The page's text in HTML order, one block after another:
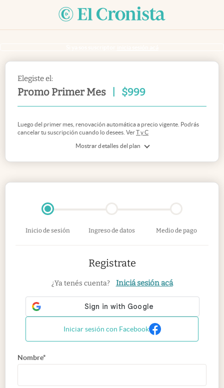
Elegiste el:
Promo Primer Mes $999
Mostrar detalles del plan
Luego del primer mes, renovación automática a precio vigente. Podrás
cancelar tu suscripción cuando lo desees. VerT y C
Inicio de sesión Ingreso de datos Medio de pago
Registrate
¿Ya tenés cuenta? Iniciá sesión acá
Iniciar sesión con Facebook
Nombre*